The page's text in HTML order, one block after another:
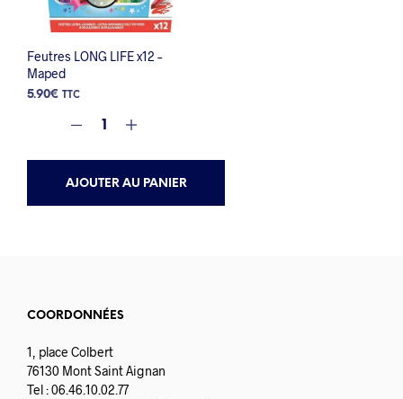
Feutres LONG LIFE x12 –
Maped
5.90€ TTC
AJOUTER AU PANIER
COORDONNÉES
1, place Colbert
76130 Mont Saint Aignan
Tel : 06.46.10.02.77